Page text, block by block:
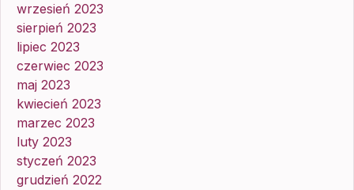
wrzesień 2023
sierpień 2023
lipiec 2023
czerwiec 2023
maj 2023
kwiecień 2023
marzec 2023
luty 2023
styczeń 2023
grudzień 2022